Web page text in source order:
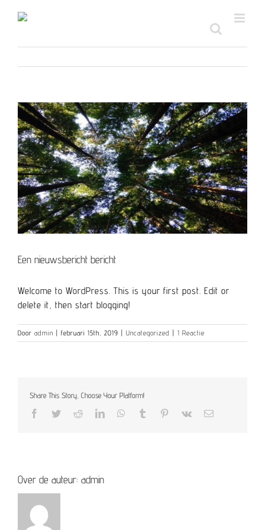
Bekijk
grotere
afbeelding
Een nieuwsbericht bericht
Welcome to WordPress. This is your first post. Edit or
delete it, then start blogging!
Door admin | februari 15th, 2019 | Uncategorized | 1 Reactie
Share This Story, Choose Your Platform!
Facebook
TwitterReddit LinkedInWhatsApp
TumblrPinterest
Vk
Over de auteur: admin